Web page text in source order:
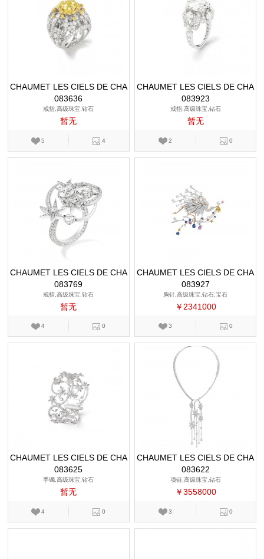
CHAUMET LES CIELS DE CHA
UMET
083636
戒指,高级珠宝,钻石
暂无
5 4
CHAUMET LES CIELS DE CHA
UMET
083923
戒指,高级珠宝,钻石
暂无
2 0
CHAUMET LES CIELS DE CHA
UMET
083769
戒指,高级珠宝,钻石
暂无
4 0
CHAUMET LES CIELS DE CHA
UMET
083927
胸针,高级珠宝,钻石,宝石
￥2341000
3 0
CHAUMET LES CIELS DE CHA
UMET
083625
手镯,高级珠宝,钻石
暂无
4 0
CHAUMET LES CIELS DE CHA
UMET
083622
项链,高级珠宝,钻石
￥3558000
3 0